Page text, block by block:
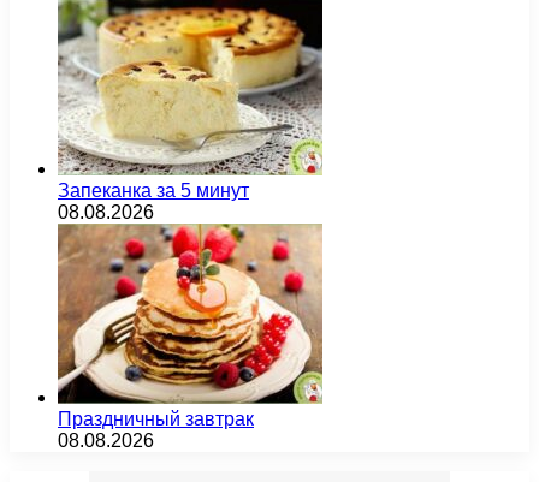
Запеканка за 5 минут
08.08.2026
Праздничный завтрак
08.08.2026